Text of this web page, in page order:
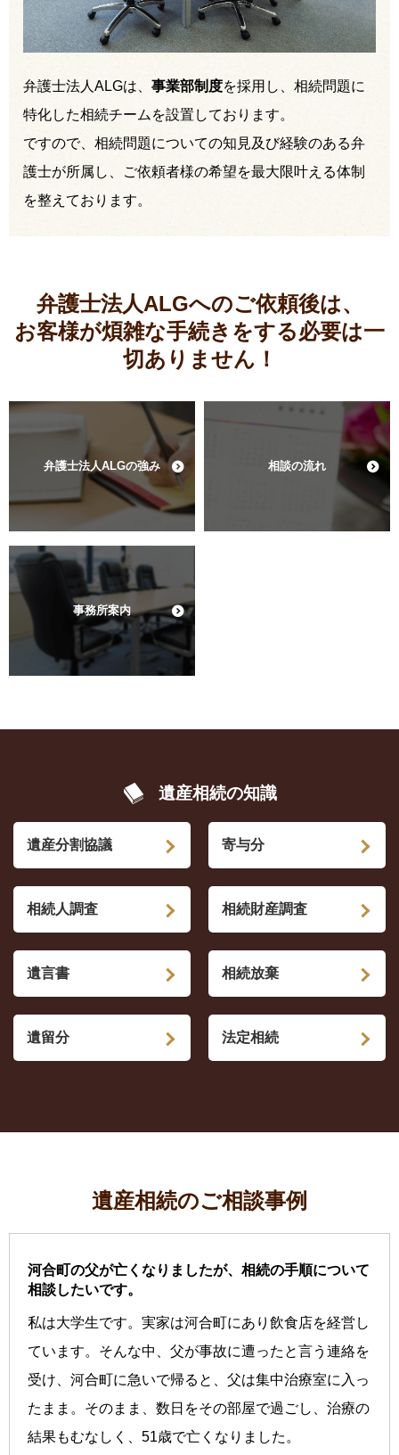
弁護士法人ALGは、 事業部制度を採用し、相続問題に
特化した相続チームを設置しております。
ですので、相続問題についての知見及び経験のある弁
護士が所属し、ご依頼者様の希望を最大限叶える体制
を整えております。
弁護士法人ALGへのご依頼後は、
お客様が煩雑な手続きをする必要は一
切ありません！
弁護士法人ALGの強み 相談の流れ
事務所案内
遺産相続の知識
遺産分割協議 寄与分
相続人調査 相続財産調査
遺言書 相続放棄
遺留分 法定相続
遺産相続のご相談事例
河合町の父が亡くなりましたが、相続の手順について
相談したいです。
私は大学生です。実家は河合町にあり飲食店を経営し
ています。そんな中、父が事故に遭ったと言う連絡を
受け、河合町に急いで帰ると、父は集中治療室に入っ
たまま。そのまま、数日をその部屋で過ごし、治療の
結果もむなしく、51歳で亡くなりました。